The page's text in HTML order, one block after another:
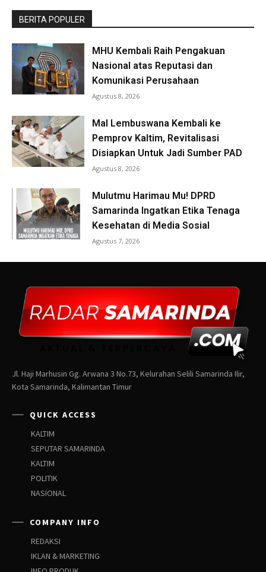
Jl. Haji Marhusin Gg. Arwana 3 No.73, Kelurahan Selili Samarinda Ilir,
Kota Samarinda, Kalimantan Timur
QUICK ACCESS
KALTIM
SEPUTAR SAMARINDA
KALTIM
POLITIK
NASIONAL
COMPANY INFO
REDAKSI
IKLAN & MARKETING